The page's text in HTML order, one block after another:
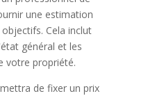
une estimation
Cela inclut
général et les
votre propriété.
de fixer un prix